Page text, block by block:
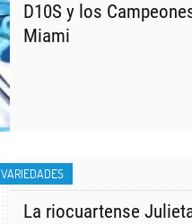
D10S y los
Miami
VARIEDADES
La riocuartense